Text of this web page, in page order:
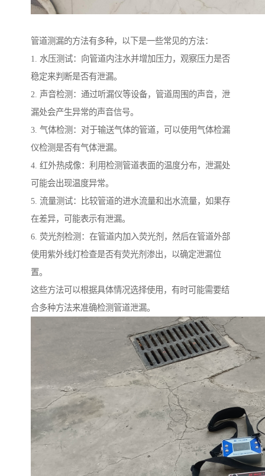
管道测漏的方法有多种，以下是一些常见的方法：
1. 水压测试：向管道内注水并增加压力，观察压力是否
稳定来判断是否有泄漏。
2. 声音检测：通过听漏仪等设备，管道周围的声音，泄
漏处会产生异常的声音信号。
3. 气体检测：对于输送气体的管道，可以使用气体检漏
仪检测是否有气体泄漏。
4. 红外热成像：利用检测管道表面的温度分布，泄漏处
可能会出现温度异常。
5. 流量测试：比较管道的进水流量和出水流量，如果存
在差异，可能表示有泄漏。
6. 荧光剂检测：在管道内加入荧光剂，然后在管道外部
使用紫外线灯检查是否有荧光剂渗出，以确定泄漏位
置。
这些方法可以根据具体情况选择使用，有时可能需要结
合多种方法来准确检测管道泄漏。